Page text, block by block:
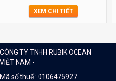
XEM CHI TIẾT
CÔNG TY TNHH RUBIK OCEAN
VIỆT NAM -
Mã số thuế : 0106475927